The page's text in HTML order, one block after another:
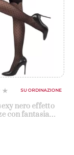
SU ORDINAZIONE
nero effetto
con fantasia